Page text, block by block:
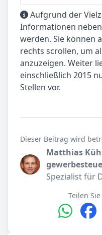
Aufgrund der
Informationen
werden. Sie können
rechts scrollen, um
anzuzeigen. Weiter
einschließlich 2015
Stellen vor.
Dieser Beitrag wird
Matthias
Spezialist für
Teilen